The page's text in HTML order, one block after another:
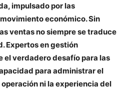
impulsado por las
económico. Sin
ventas no siempre se traduce
Expertos en gestión
el verdadero desafío para las
para administrar el
ni la experiencia del